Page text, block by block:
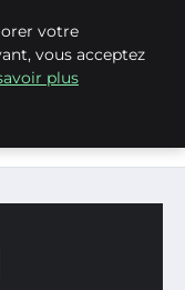
BACK : UN
votre
vous acceptez
plus